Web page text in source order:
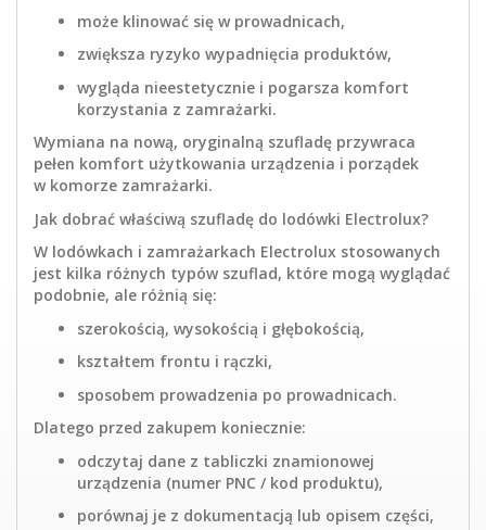
może klinować się w prowadnicach,
zwiększa ryzyko wypadnięcia produktów,
wygląda nieestetycznie i pogarsza komfort
korzystania z zamrażarki.
Wymiana na nową, oryginalną szufladę przywraca
pełen komfort użytkowania urządzenia i porządek
w komorze zamrażarki.
Jak dobrać właściwą szufladę do lodówki Electrolux?
W lodówkach i zamrażarkach Electrolux stosowanych
jest kilka różnych typów szuflad, które mogą wyglądać
podobnie, ale różnią się:
szerokością, wysokością i głębokością,
kształtem frontu i rączki,
sposobem prowadzenia po prowadnicach.
Dlatego przed zakupem koniecznie:
odczytaj dane z tabliczki znamionowej
urządzenia (numer PNC / kod produktu),
porównaj je z dokumentacją lub opisem części,